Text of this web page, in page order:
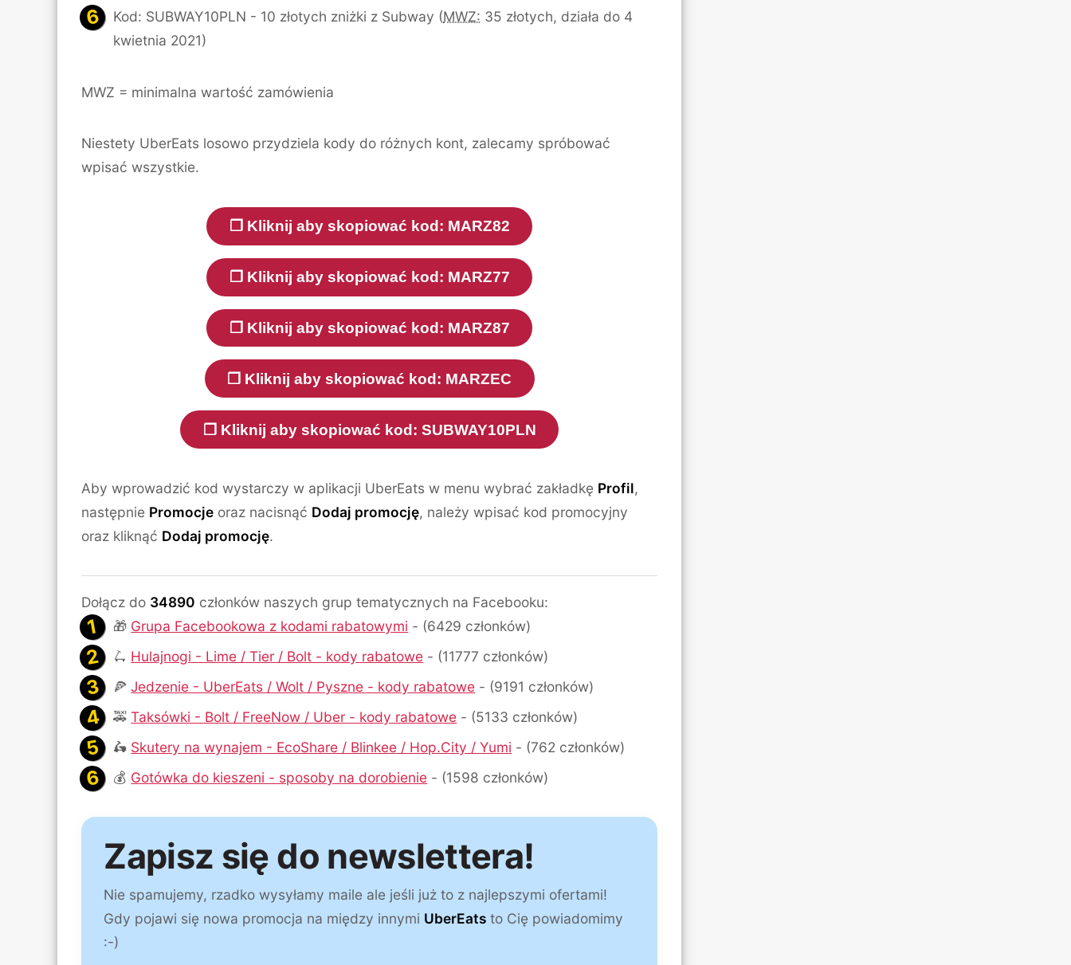
Kod: SUBWAY10PLN - 10 złotych zniżki z Subway (MWZ: 35 złotych, działa do 4
kwietnia 2021)
MWZ = minimalna wartość zamówienia
Niestety UberEats losowo przydziela kody do różnych kont, zalecamy spróbować
wpisać wszystkie.
❐ Kliknij aby skopiować kod: MARZ82
❐ Kliknij aby skopiować kod: MARZ77
❐ Kliknij aby skopiować kod: MARZ87
❐ Kliknij aby skopiować kod: MARZEC
❐ Kliknij aby skopiować kod: SUBWAY10PLN
Aby wprowadzić kod wystarczy w aplikacji UberEats w menu wybrać zakładkę Profil,
następnie Promocje oraz nacisnąć Dodaj promocję, należy wpisać kod promocyjny
oraz kliknąć Dodaj promocję.
Dołącz do 34890 członków naszych grup tematycznych na Facebooku:
🎁 Grupa Facebookowa z kodami rabatowymi - (6429 członków)
🛴 Hulajnogi - Lime / Tier / Bolt - kody rabatowe - (11777 członków)
🍕Jedzenie - UberEats / Wolt / Pyszne - kody rabatowe - (9191 członków)
🚕Taksówki - Bolt / FreeNow / Uber - kody rabatowe - (5133 członków)
🛵 Skutery na wynajem - EcoShare / Blinkee / Hop.City / Yumi - (762 członków)
💰 Gotówka do kieszeni - sposoby na dorobienie - (1598 członków)
Zapisz się do newslettera!
Nie spamujemy, rzadko wysyłamy maile ale jeśli już to z najlepszymi ofertami!
Gdy pojawi się nowa promocja na między innymi UberEatsto Cię powiadomimy
:-)